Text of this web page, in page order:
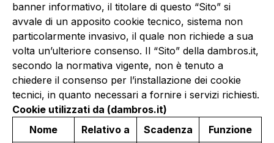
banner informativo, il titolare di questo “Sito” si
avvale di un apposito cookie tecnico, sistema non
particolarmente invasivo, il quale non richiede a sua
volta un’ulteriore consenso. Il “Sito” della dambros.it,
secondo la normativa vigente, non è tenuto a
chiedere il consenso per l’installazione dei cookie
tecnici, in quanto necessari a fornire i servizi richiesti.
Cookie utilizzati da (dambros.it)
Nome
Relativo a Scadenza Funzione